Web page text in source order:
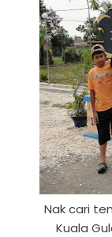
Nak cari
Kuala